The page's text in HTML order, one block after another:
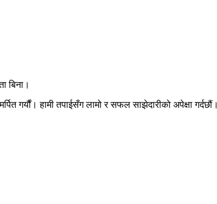
बिना।
गर्यौं। हामी तपाईसँग लामो र सफल साझेदारीको अपेक्षा गर्दछौं।